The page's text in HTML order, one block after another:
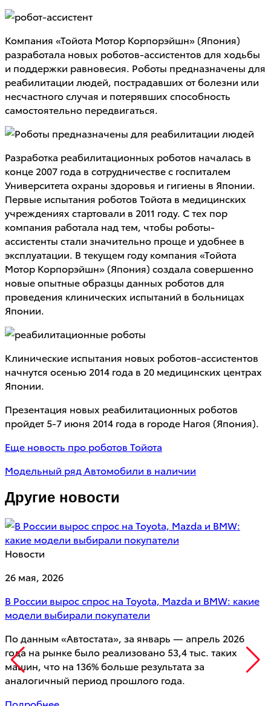
Компания «Тойота Мотор Корпорэйшн» (Япония)
разработала новых роботов-ассистентов для ходьбы
и поддержки равновесия. Роботы предназначены для
реабилитации людей, пострадавших от болезни или
несчастного случая и потерявших способность
самостоятельно передвигаться.
Разработка реабилитационных роботов началась в
конце 2007 года в сотрудничестве с госпиталем
Университета охраны здоровья и гигиены в Японии.
Первые испытания роботов Тойота в медицинских
учреждениях стартовали в 2011 году. С тех пор
компания работала над тем, чтобы роботы-
ассистенты стали значительно проще и удобнее в
эксплуатации. В текущем году компания «Тойота
Мотор Корпорэйшн» (Япония) создала совершенно
новые опытные образцы данных роботов для
проведения клинических испытаний в больницах
Японии.
Клинические испытания новых роботов-ассистентов
начнутся осенью 2014 года в 20 медицинских центрах
Японии.
Презентация новых реабилитационных роботов
пройдет 5-7 июня 2014 года в городе Нагоя (Япония).
Еще новость про роботов Тойота
Модельный рядАвтомобили в наличии
Другие новости
Новости
26 мая, 2026
В России вырос спрос на Toyota, Mazda и BMW: какие
модели выбирали покупатели
По данным «Автостата», за январь — апрель 2026
года на рынке было реализовано 53,4 тыс. таких
машин, что на 136% больше результата за
аналогичный период прошлого года.
Подробнее